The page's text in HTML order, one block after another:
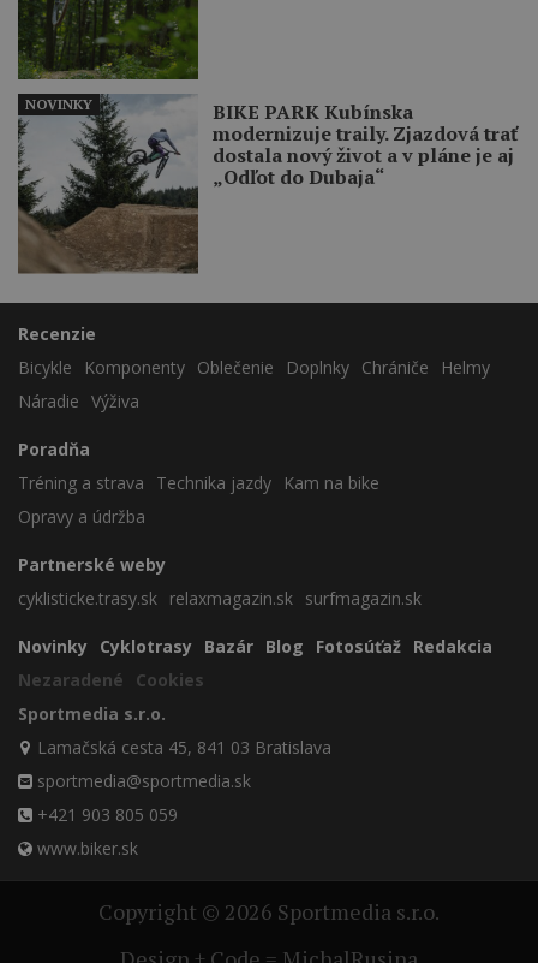
BIKE PARK Kubínska
modernizuje traily. Zjazdová trať
dostala nový život a v pláne je aj
„Odľot do Dubaja“
NOVINKY
Recenzie
Bicykle
Komponenty Oblečenie Doplnky Chrániče
Helmy
Náradie Výživa
Poradňa
Tréning a strava
Technika jazdy
Kam na bike
Opravy a údržba
Partnerské weby
cyklisticke.trasy.sk relaxmagazin.sk surfmagazin.sk
Novinky Cyklotrasy Bazár Blog Fotosúťaž Redakcia
Nezaradené
Cookies
Sportmedia s.r.o.
Lamačská cesta 45, 841 03 Bratislava
sportmedia@sportmedia.sk
+421 903 805 059
www.biker.sk
Copyright © 2026 Sportmedia s.r.o.